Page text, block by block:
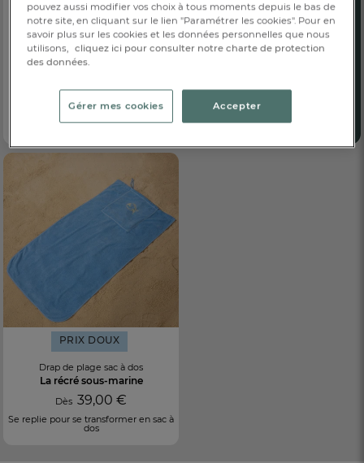
Hochet
Dans les bois
Dès19,00 €
PRIX DOUX
Drap de plage sac à dos
La récré sous-marine
Dès39,00 €
Se replie pour se transformer en sac à
dos
pouvez aussi modifier vos choix à tous moments depuis le bas de
notre site, en cliquant sur le lien "Paramétrer les cookies". Pour en
savoir plus sur les cookies et les données personnelles que nous
utilisons, cliquez ici pour consulter notre charte de protection
des données.
Gérer mes cookies Accepter